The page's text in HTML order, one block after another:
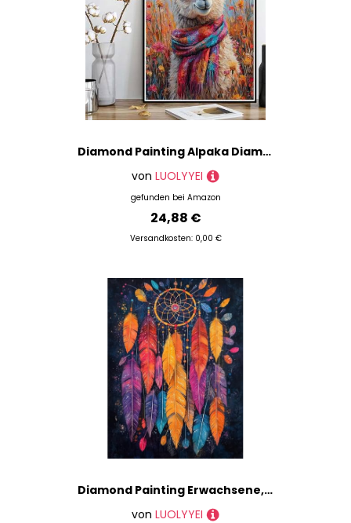
Diamond Painting Alpaka Diamond Painting XXL 50×70cm, 5D Crystal Art Blume Muster DIY Runden Steine Vollbohrer Mosaik Bastelset Erwachsene für Zimmer Deko Wohnzimmer, Geschenke für Frauen -ly2508294
von LUOLYYEI
gefunden bei Amazon
24,88 €
Versandkosten: 0,00 €
Diamond Painting Erwachsene, Diamond Painting Verträumtfänger Crystal Art Feder Muster 5D DIY Diamant Malerei Cross Stitch Stickerei Basteln Erwachsene Set für Deko Wohnzimmer 60×80cm -ly2508281
von LUOLYYEI